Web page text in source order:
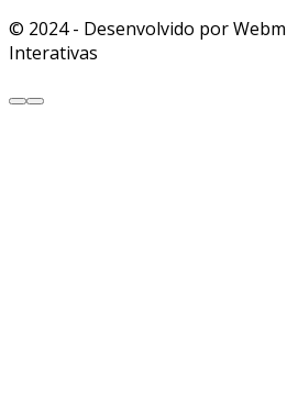
© 2024 - Desenvolvido por
Interativas